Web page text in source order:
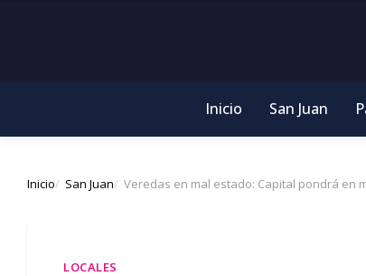
Inicio San Juan
Inicio San Juan Veredas en mal estado: Capital pondrá en
LOCALES